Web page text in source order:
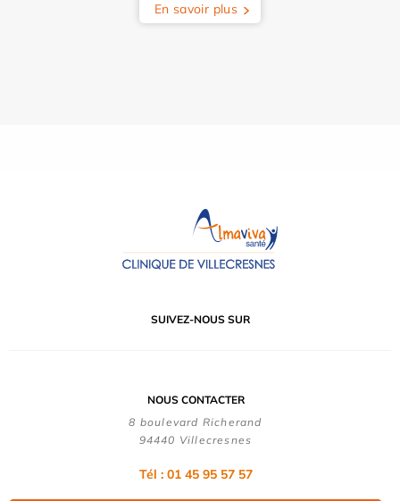
En savoir plus
SUIVEZ-NOUS SUR
NOUS CONTACTER
8 boulevard Richerand
94440 Villecresnes
Tél : 01 45 95 57 57